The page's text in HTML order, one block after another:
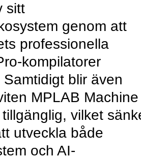
sitt
genom att
professionella
kompilatorer
blir även
MPLAB Machine
vilket
utveckla både
och AI-